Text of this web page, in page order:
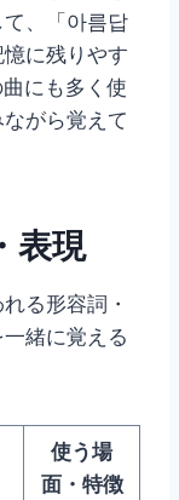
、「아름답
に残りやす
にも多く使
がら覚えて
表現
る形容詞・
緒に覚える
使う場
面・特徴